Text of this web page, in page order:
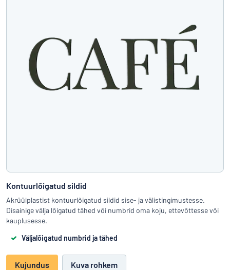
Kontuurlõigatud sildid
Akrüülplastist kontuurlõigatud sildid sise- ja välistingimustesse.
Disainige välja lõigatud tähed või numbrid oma koju, ettevõttesse või
kauplusesse.
Väljalõigatud numbrid ja tähed
Kujundus Kuva rohkem